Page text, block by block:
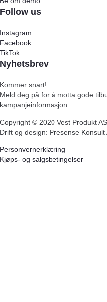
Follow us
Instagram
Facebook
TikTok
Nyhetsbrev
Kommer snart!
Meld deg på for å motta gode
kampanjeinformasjon.
Copyright © 2020 Vest Produkt
Drift og design: Presense Konsult
Personvernerklæring
Kjøps- og salgsbetingelser